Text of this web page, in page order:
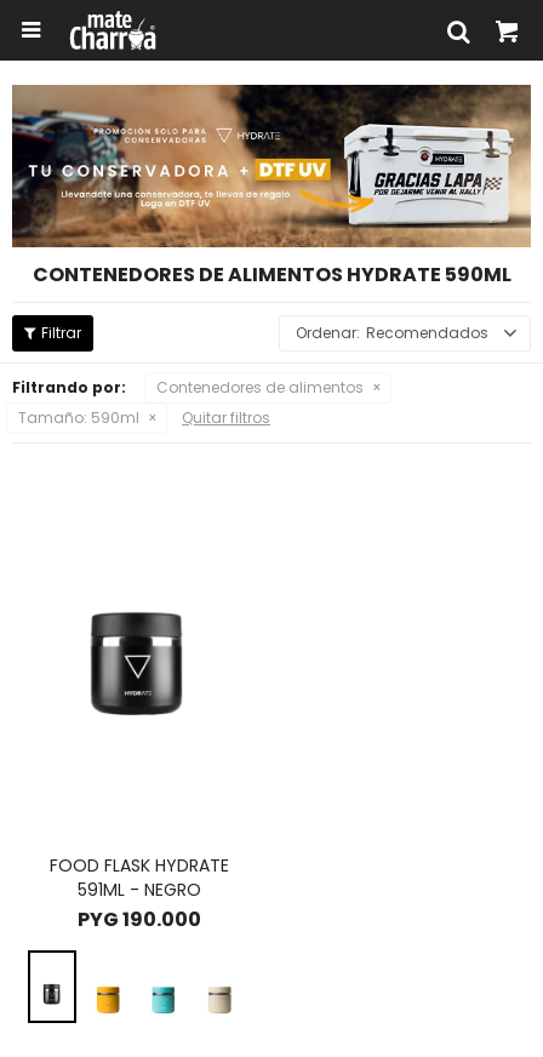

CONTENEDORES DE ALIMENTOS HYDRATE 590ML
Recomendados
Filtrando por:
Contenedores de alimentos
Tamaño: 590ml Quitar filtros
FOOD FLASK HYDRATE
591ML - NEGRO
PYG190.000